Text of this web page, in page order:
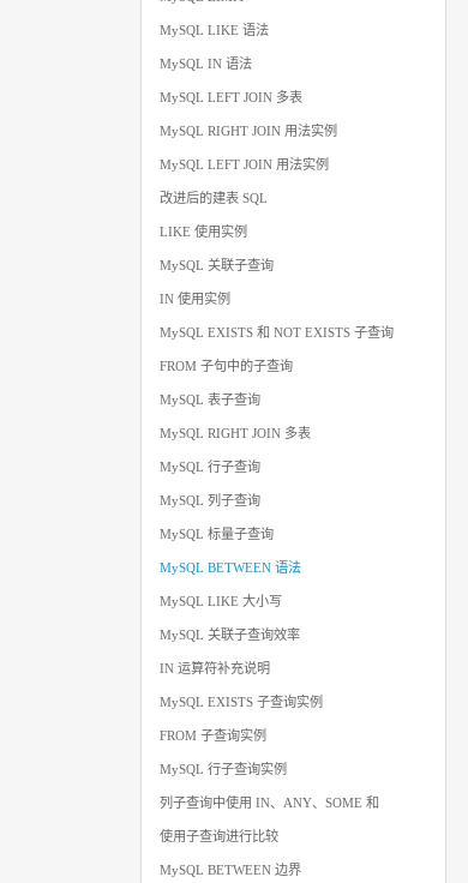
MySQL LIKE 语法
MySQL IN 语法
MySQL LEFT JOIN 多表
MySQL RIGHT JOIN 用法实例
MySQL LEFT JOIN 用法实例
改进后的建表 SQL
LIKE 使用实例
MySQL 关联子查询
IN 使用实例
MySQL EXISTS 和 NOT EXISTS 子查询
FROM 子句中的子查询
MySQL 表子查询
MySQL RIGHT JOIN 多表
MySQL 行子查询
MySQL 列子查询
MySQL 标量子查询
MySQL BETWEEN 语法
MySQL LIKE 大小写
MySQL 关联子查询效率
IN 运算符补充说明
MySQL EXISTS 子查询实例
FROM 子查询实例
MySQL 行子查询实例
列子查询中使用 IN、ANY、SOME 和
使用子查询进行比较
MySQL BETWEEN 边界